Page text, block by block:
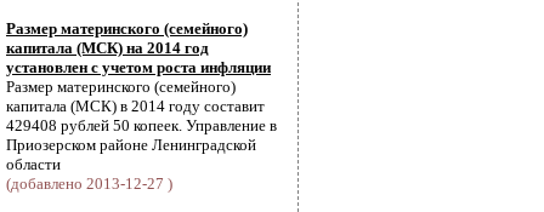
Размер материнского (семейного)
капитала (МСК) на 2014 год
установлен с учетом роста инфляции
Размер материнского (семейного)
капитала (МСК) в 2014 году составит
429408 рублей 50 копеек. Управление в
Приозерском районе Ленинградской
области
(добавлено 2013-12-27 )